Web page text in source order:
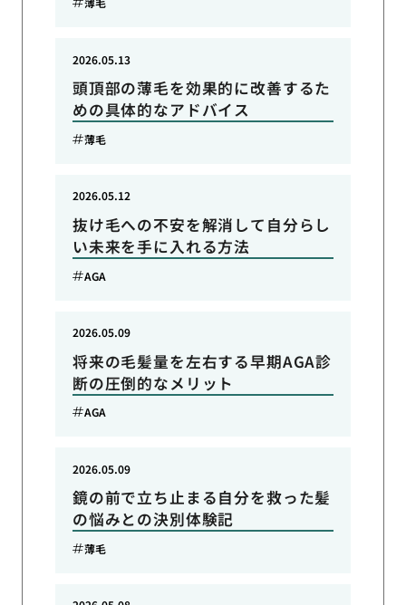
頭頂部の薄毛を効果的に改善するた
めの具体的なアドバイス
2026.05.13
薄毛
抜け毛への不安を解消して自分らし
い未来を手に入れる方法
2026.05.12
AGA
将来の毛髪量を左右する早期AGA診
断の圧倒的なメリット
2026.05.09
AGA
鏡の前で立ち止まる自分を救った髪
の悩みとの決別体験記
2026.05.09
薄毛